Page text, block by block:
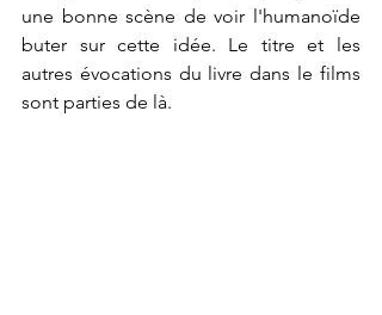
une bonne scène de voir l'humanoïde
buter sur cette idée. Le titre et les
autres évocations du livre dans le films
sont parties de là.